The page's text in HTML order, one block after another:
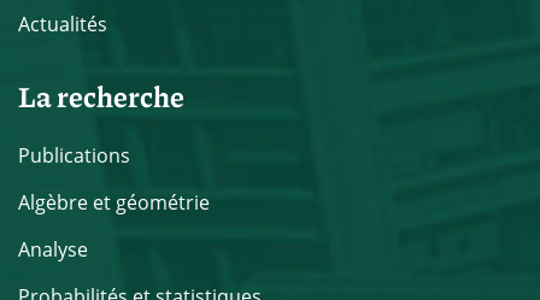
Actualités
La recherche
Publications
Algèbre et géométrie
Analyse